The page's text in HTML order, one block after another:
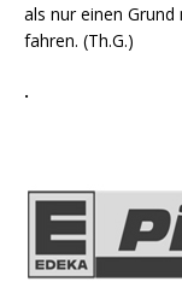
als nur einen
fahren. (Th.G.)
.